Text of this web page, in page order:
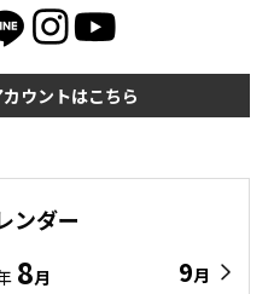
ウントはこちら
ンダー
8月 9月